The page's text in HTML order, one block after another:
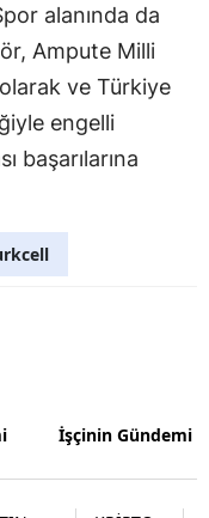
Yalova
Karabük
Kilis
alanında da
Ampute Milli
ve Türkiye
engelli
başarılarına
İşçinin Gündemi